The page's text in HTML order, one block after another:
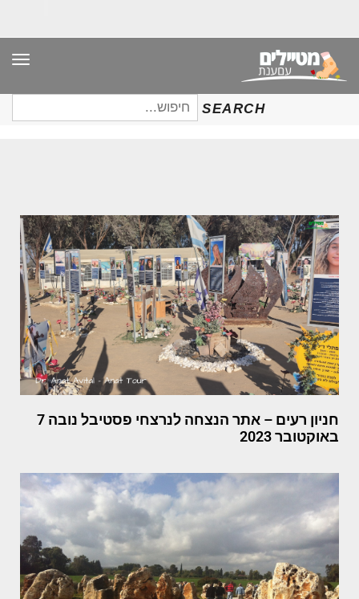
SEARCH
חיפוש
עבור:
חניון רעים – אתר הנצחה לנרצחי פסטיבל נובה 7
באוקטובר 2023